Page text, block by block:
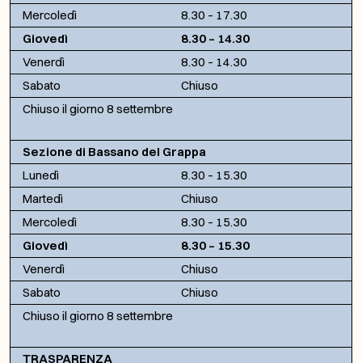
Mercoledì
8.30 – 17.30
Giovedì
8.30 – 14.30
Venerdì
8.30 – 14.30
Sabato
Chiuso
Chiuso il giorno 8 settembre
Sezione di Bassano del Grappa
Lunedì
8.30 – 15.30
Martedì
Chiuso
Mercoledì
8.30 – 15.30
Giovedì
8.30 – 15.30
Venerdì
Chiuso
Sabato
Chiuso
Chiuso il giorno 8 settembre
TRASPARENZA